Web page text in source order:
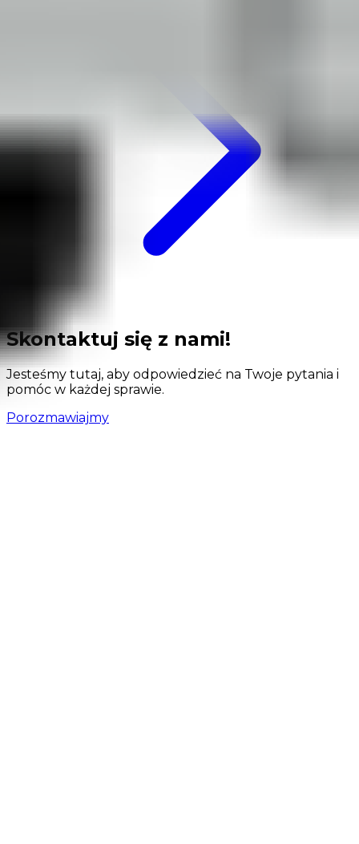
Skontaktuj się z nami!
Jesteśmy tutaj, aby odpowiedzieć na Twoje pytania i
pomóc w każdej sprawie.
Porozmawiajmy